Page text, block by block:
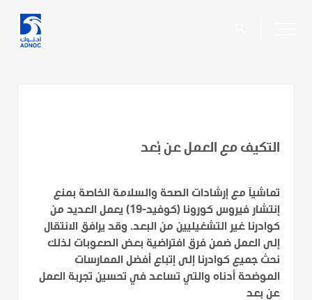
التكيف مع العمل عن بُعد
تماشياَ مع إرشادات الصحة والسلامة الخاصة بمنع
إنتشار فيروس كورونا (كوفيد-19) يعمل العديد من
كوادرنا غير التشغيليين من البعد. وقد يرافق الانتقال
إلى العمل ضمن فرق افتراضية بعض الصعوبات لذلك
نحث جميع كوادرنا إلى إتباع أفضل الممارسات
الموضحة أدناه والتي تساعد في تحسين تجربة العمل
عن بعد